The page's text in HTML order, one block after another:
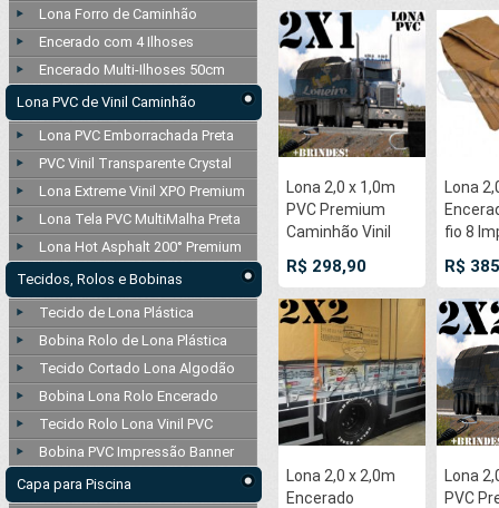
Lona Forro de Caminhão
Encerado com 4 Ilhoses
Encerado Multi-Ilhoses 50cm
Lona PVC de Vinil Caminhão
Lona PVC Emborrachada Preta
PVC Vinil Transparente Crystal
Lona Extreme Vinil XPO Premium
Lona Tela PVC MultiMalha Preta
Lona Hot Asphalt 200° Premium
Tecidos, Rolos e Bobinas
Tecido de Lona Plástica
Bobina Rolo de Lona Plástica
Tecido Cortado Lona Algodão
Bobina Lona Rolo Encerado
Tecido Rolo Lona Vinil PVC
Bobina PVC Impressão Banner
Capa para Piscina
Força
para
Lona 2,0 x 1,0m
PVC Premium
Caminhão Vinil
AntiChamas com
4 LonaFlex
Gancho 25cm e 4
LonaFlex Gancho
50cm
R$ 298,90
Lona
fio 8
com
pontas
R$
Lona 2,0 x 2,0m
Encerado
Lona
PVC